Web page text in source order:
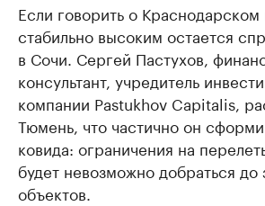
Если говорить о Краснодарском
стабильно высоким остается
в Сочи. Сергей Пастухов,
консультант, учредитель
компании Pastukhov Capitalis,
Тюмень, что частично он
ковида: ограничения на
будет невозможно добраться
объектов.